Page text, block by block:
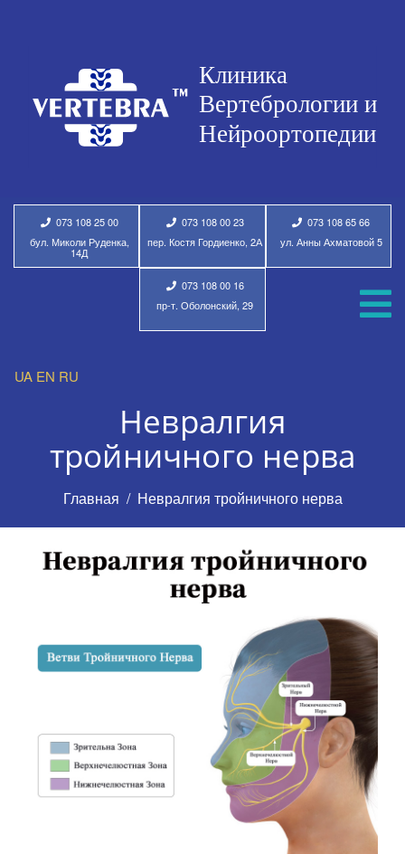
073 108 25 00
бул. Миколи Руденка,
14Д
073 108 00 23
пер. Костя Гордиенко, 2А
073 108 65 66
ул. Анны Ахматовой 5
073 108 00 16
пр-т. Оболонский, 29
UA EN RU
Невралгия
тройничного нерва
Главная Невралгия тройничного нерва